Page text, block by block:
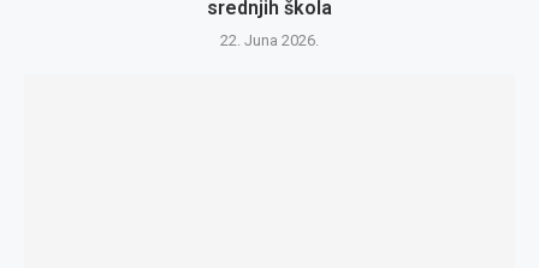
srednjih škola
22. Juna 2026.